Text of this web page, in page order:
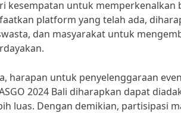
kesempatan untuk memperkenalkan
platform yang telah ada,
dan masyarakat untuk
harapan untuk penyelenggaraan
2024 Bali diharapkan dapat
luas. Dengan demikian, partisipasi